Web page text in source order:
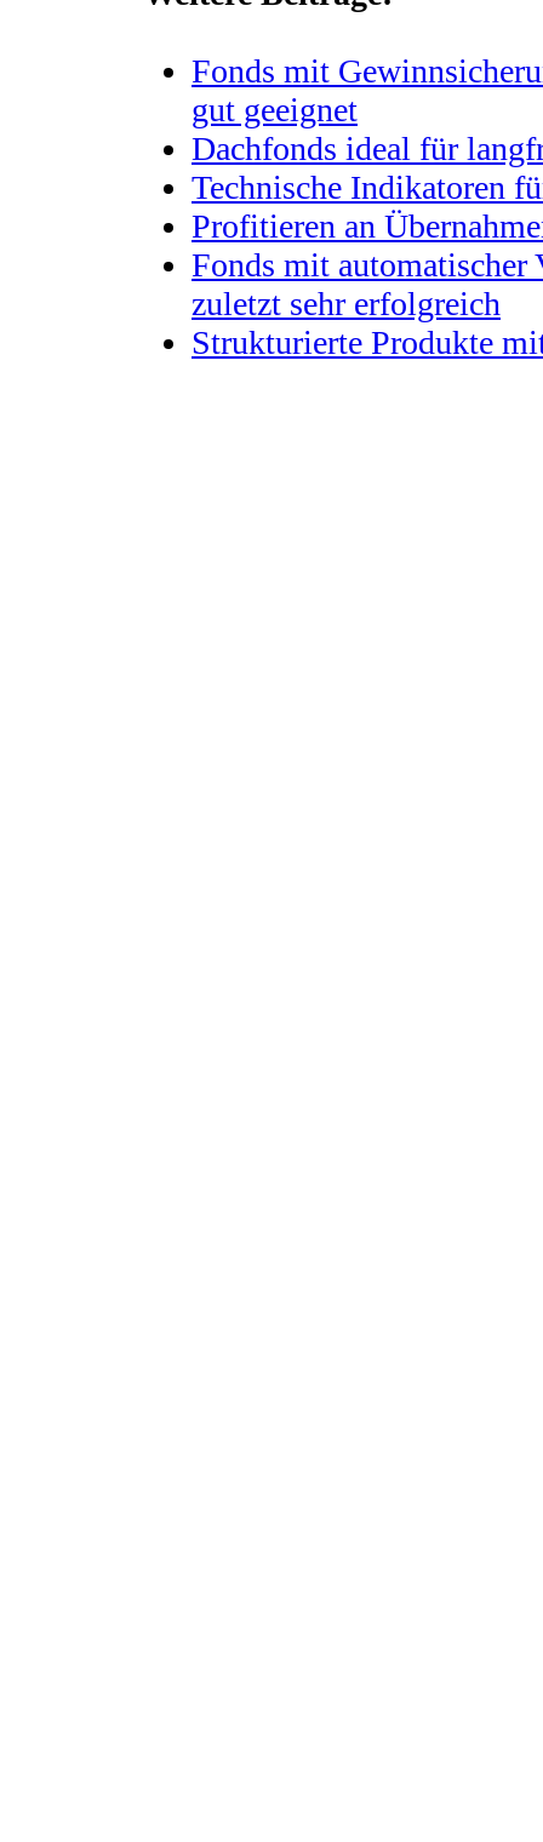
Fonds mit
gut geeignet
Dachfonds ideal für
Technische Indikatoren
Profitieren an
Fonds mit automatischer
zuletzt sehr erfolgreich
Strukturierte Produkte